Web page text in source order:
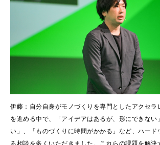
伊藤：自分自身がモノづくりを専門としたアクセラ
を進める中で、「アイデアはあるが、形にできない
い」、「ものづくりに時間がかかる」など、ハード
る相談を多くいただきました。これらの課題を解